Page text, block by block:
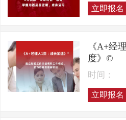
立即报名
《A+经
度》©
时间：
立即报名